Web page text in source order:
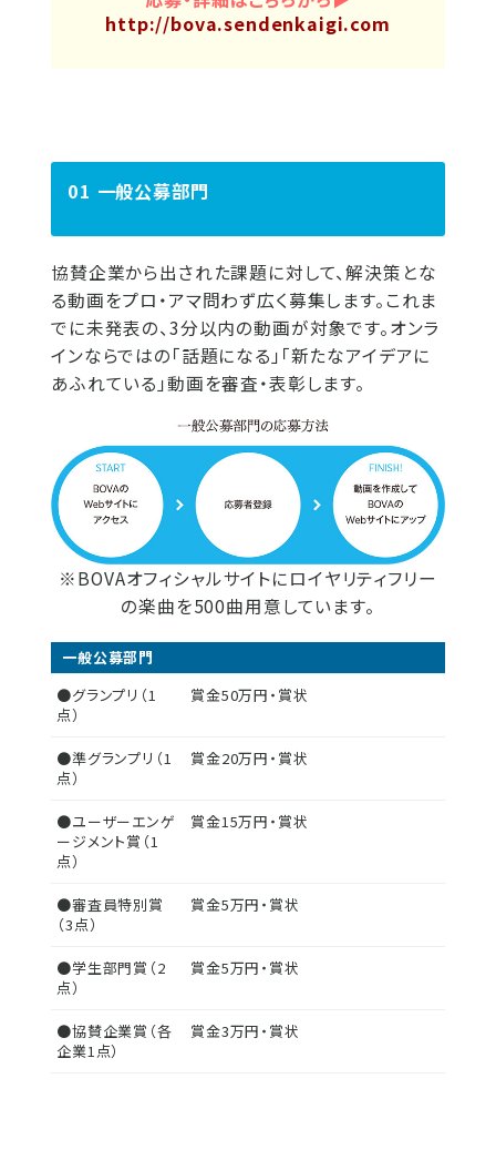
http://bova.sendenkaigi.com
01 一般公募部門
協賛企業から出された課題に対して、解決策とな
る動画をプロ・アマ問わず広く募集します。これま
でに未発表の、3分以内の動画が対象です。オンラ
インならではの「話題になる」「新たなアイデアに
あふれている」動画を審査・表彰します。
※BOVAオフィシャルサイトにロイヤリティフリー
の楽曲を500曲用意しています。
一般公募部門
●グランプリ（1
点）
賞金50万円・賞状
●準グランプリ（1
点）
賞金20万円・賞状
●ユーザーエンゲ
ージメント賞（1
点）
賞金15万円・賞状
●審査員特別賞
（3点）
賞金5万円・賞状
●学生部門賞（2
点）
賞金5万円・賞状
●協賛企業賞（各
企業1点）
賞金3万円・賞状